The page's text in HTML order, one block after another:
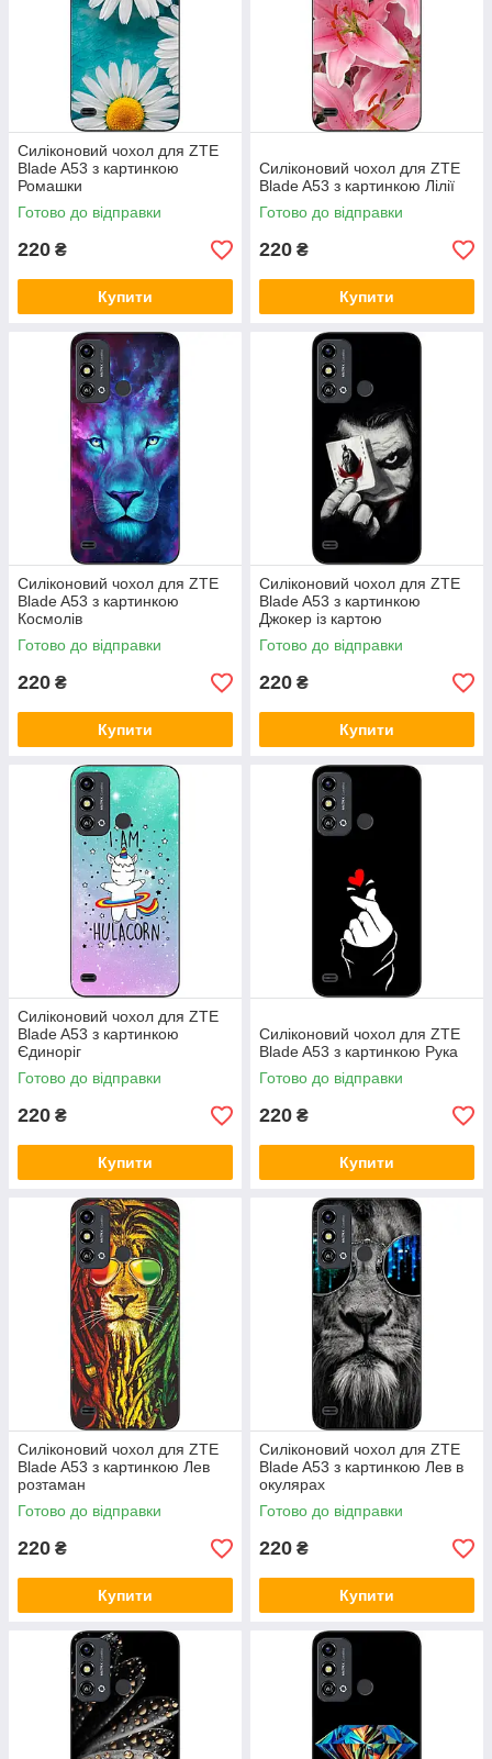
Силіконовий чохол для ZTE
Blade A53 з картинкою
Ромашки
Готово до відправки
220 ₴
Купити
Силіконовий чохол для ZTE
Blade A53 з картинкою Лілії
Готово до відправки
220 ₴
Купити
Силіконовий чохол для ZTE
Blade A53 з картинкою
Космолів
Готово до відправки
220 ₴
Купити
Силіконовий чохол для ZTE
Blade A53 з картинкою
Джокер із картою
Готово до відправки
220 ₴
Купити
Силіконовий чохол для ZTE
Blade A53 з картинкою
Єдиноріг
Готово до відправки
220 ₴
Купити
Силіконовий чохол для ZTE
Blade A53 з картинкою Рука
Готово до відправки
220 ₴
Купити
Силіконовий чохол для ZTE
Blade A53 з картинкою Лев
розтаман
Готово до відправки
220 ₴
Купити
Силіконовий чохол для ZTE
Blade A53 з картинкою Лев в
окулярах
Готово до відправки
220 ₴
Купити